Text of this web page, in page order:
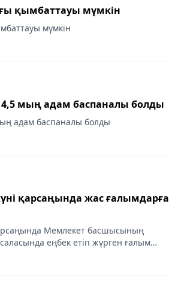
қымбаттауы мүмкін
мүмкін
мың адам баспаналы болды
адам баспаналы болды
қарсаңында жас ғалымдарға
Мемлекет басшысының
еңбек етіп жүрген ғалым
салтанатты түрде табысталды